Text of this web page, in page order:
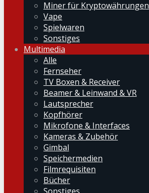
Miner für Kryptowährungen
Vape
Spielwaren
Sonstiges
Multimedia
Alle
Fernseher
TV Boxen & Receiver
Beamer & Leinwand & VR
Lautsprecher
Kopfhörer
Mikrofone & Interfaces
Kameras & Zubehör
Gimbal
Speichermedien
Filmrequisiten
Bücher